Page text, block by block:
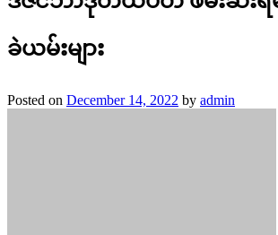
ခဲယမ်းများ
Posted on December 14, 2022 by admin